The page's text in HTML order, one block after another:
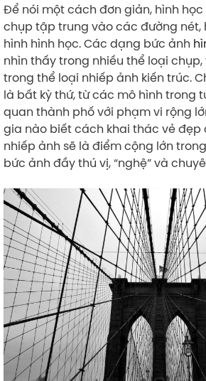
Để nói một cách đơn giản, hình
chụp tập trung vào các đường nét,
hình hình học. Các dạng bức ảnh
nhìn thấy trong nhiều thể loại
trong thể loại nhiếp ảnh kiến ​​trúc.
là bất kỳ thứ, từ các mô hình trong
quan thành phố với phạm vi rộng
gia nào biết cách khai thác vẻ đẹp
nhiếp ảnh sẽ là điểm cộng lớn
bức ảnh đầy thú vị, “nghệ” và